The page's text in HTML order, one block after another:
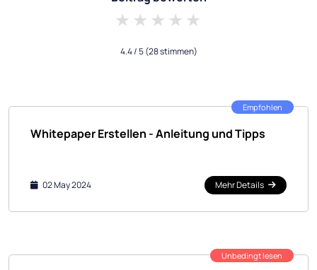
4 stars
3 stars
2 stars
1 star
4.4/ 5(28 stimmen)
Empfohlen
Whitepaper Erstellen - Anleitung und Tipps
02 May 2024 Mehr Details
Unbedingt lesen